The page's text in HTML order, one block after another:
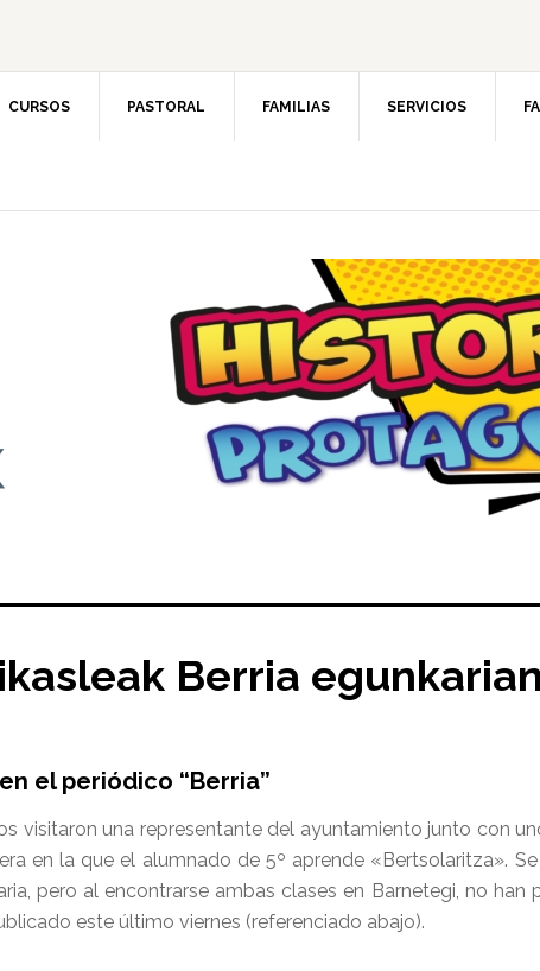
CURSOS PASTORAL FAMILIAS SERVICIOS
Berria egunkarian
el periódico “Berria”
visitaron una representante del ayuntamiento junto con
en la que el alumnado de 5º aprende «Bertsolaritza».
pero al encontrarse ambas clases en Barnetegi, no
este último viernes (referenciado abajo).